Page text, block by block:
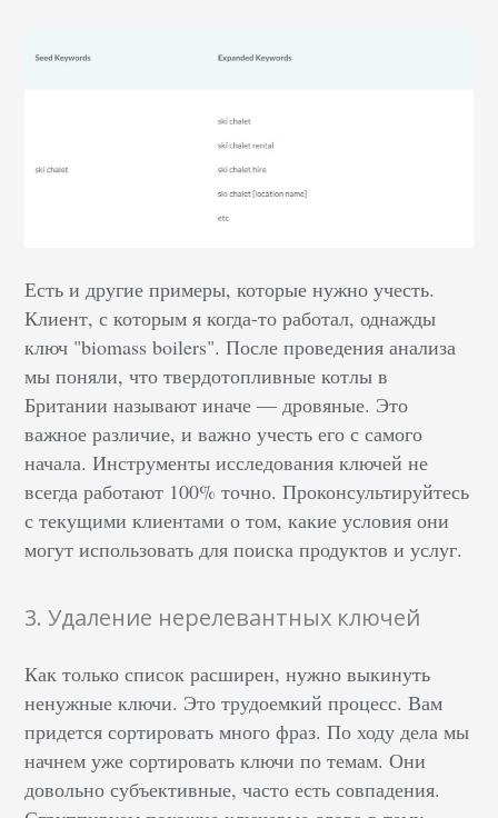
Есть и другие примеры, которые нужно учесть.
Клиент, с которым я когда-то работал, однажды
ключ "biomass boilers". После проведения анализа
мы поняли, что твердотопливные котлы в
Британии называют иначе — дровяные. Это
важное различие, и важно учесть его с самого
начала. Инструменты исследования ключей не
всегда работают 100% точно. Проконсультируйтесь
с текущими клиентами о том, какие условия они
могут использовать для поиска продуктов и услуг.
3. Удаление нерелевантных ключей
Как только список расширен, нужно выкинуть
ненужные ключи. Это трудоемкий процесс. Вам
придется сортировать много фраз. По ходу дела мы
начнем уже сортировать ключи по темам. Они
довольно субъективные, часто есть совпадения.